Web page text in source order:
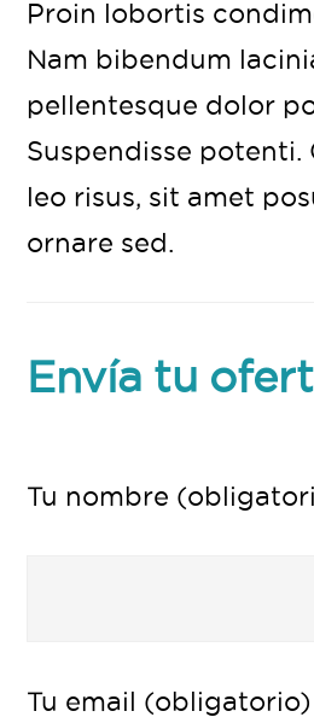
Proin lobortis
Nam bibendum
pellentesque dolor
Suspendisse potenti.
leo risus, sit amet
ornare sed.
Envía tu
Tu nombre
Tu email (obligatorio)